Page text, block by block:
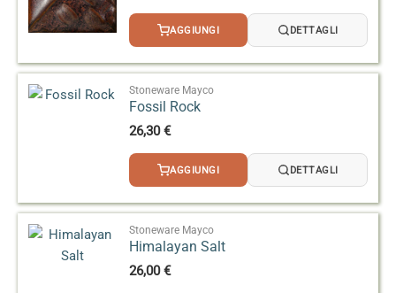
AGGIUNGI DETTAGLI
Stoneware Mayco
Fossil Rock
26,30€
AGGIUNGI DETTAGLI
Stoneware Mayco
Himalayan Salt
26,00€